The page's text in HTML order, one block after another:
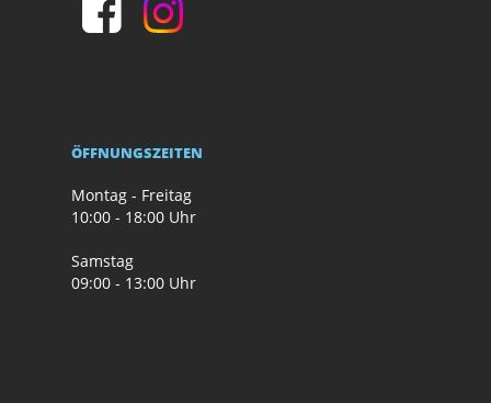
ÖFFNUNGSZEITEN
Montag - Freitag
10:00 - 18:00 Uhr
Samstag
09:00 - 13:00 Uhr